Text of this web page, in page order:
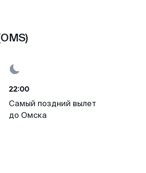
22:00
Самый поздний вылет
до Омска